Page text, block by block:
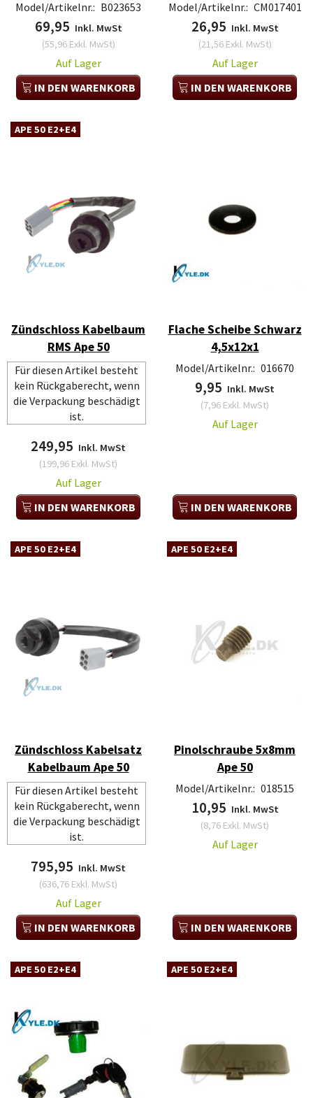
Model/Artikelnr.: B023653
69,95 Inkl. MwSt
(55,96Exkl. MwSt)
Auf Lager
IN DEN WARENKORB
Model/Artikelnr.: CM017401
26,95 Inkl. MwSt
(21,56Exkl. MwSt)
Auf Lager
IN DEN WARENKORB
APE 50 E2+E4
Zündschloss Kabelbaum
RMS Ape 50
Für diesen Artikel besteht
kein Rückgaberecht, wenn
die Verpackung beschädigt
ist.
249,95 Inkl. MwSt
(199,96 Exkl. MwSt)
Auf Lager
IN DEN WARENKORB
Flache Scheibe Schwarz
4,5x12x1
Model/Artikelnr.: 016670
9,95 Inkl. MwSt
(7,96 Exkl. MwSt)
Auf Lager
IN DEN WARENKORB
APE 50 E2+E4
Zündschloss Kabelsatz
Kabelbaum Ape 50
Für diesen Artikel besteht
kein Rückgaberecht, wenn
die Verpackung beschädigt
ist.
795,95 Inkl. MwSt
(636,76 Exkl. MwSt)
Auf Lager
IN DEN WARENKORB
APE 50 E2+E4
Pinolschraube 5x8mm
Ape 50
Model/Artikelnr.: 018515
10,95 Inkl. MwSt
(8,76 Exkl. MwSt)
Auf Lager
IN DEN WARENKORB
APE 50 E2+E4 APE 50 E2+E4